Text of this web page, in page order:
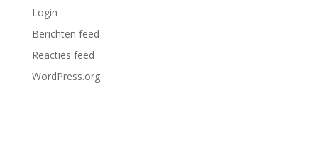
Login
Berichten feed
Reacties feed
WordPress.org